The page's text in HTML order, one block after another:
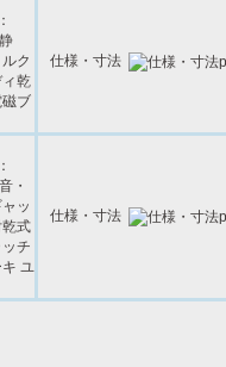
仕様・寸法
仕様・寸法